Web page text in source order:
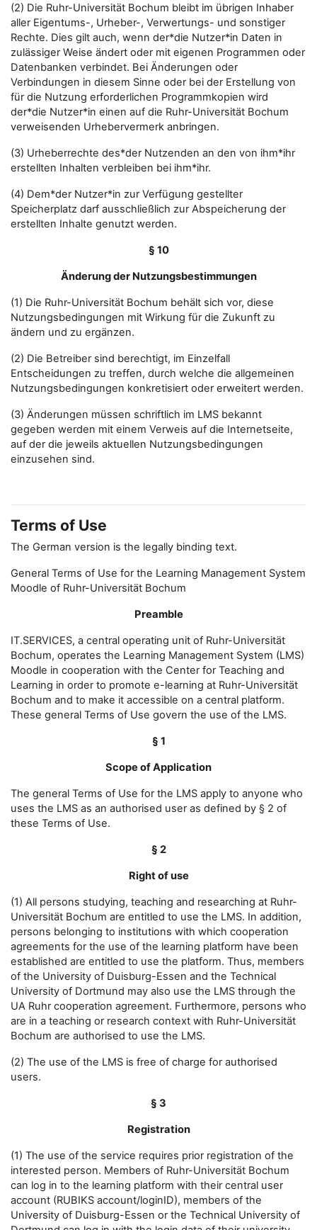
(2) Die Ruhr-Universität Bochum bleibt im übrigen Inhaber
aller Eigentums-, Urheber-, Verwertungs- und sonstiger
Rechte. Dies gilt auch, wenn der*die Nutzer*in Daten in
zulässiger Weise ändert oder mit eigenen Programmen oder
Datenbanken verbindet. Bei Änderungen oder
Verbindungen in diesem Sinne oder bei der Erstellung von
für die Nutzung erforderlichen Programmkopien wird
der*die Nutzer*in einen auf die Ruhr-Universität Bochum
verweisenden Urhebervermerk anbringen.
(3) Urheberrechte des*der Nutzenden an den von ihm*ihr
erstellten Inhalten verbleiben bei ihm*ihr.
(4) Dem*der Nutzer*in zur Verfügung gestellter
Speicherplatz darf ausschließlich zur Abspeicherung der
erstellten Inhalte genutzt werden.
§ 10
Änderung der Nutzungsbestimmungen
(1) Die Ruhr-Universität Bochum behält sich vor, diese
Nutzungsbedingungen mit Wirkung für die Zukunft zu
ändern und zu ergänzen.
(2) Die Betreiber sind berechtigt, im Einzelfall
Entscheidungen zu treffen, durch welche die allgemeinen
Nutzungsbedingungen konkretisiert oder erweitert werden.
(3) Änderungen müssen schriftlich im LMS bekannt
gegeben werden mit einem Verweis auf die Internetseite,
auf der die jeweils aktuellen Nutzungsbedingungen
einzusehen sind.
Terms of Use
The German version is the legally binding text.
General Terms of Use for the Learning Management System
Moodle of Ruhr-Universität Bochum
Preamble
IT.SERVICES, a central operating unit of Ruhr-Universität
Bochum, operates the Learning Management System (LMS)
Moodle in cooperation with the Center for Teaching and
Learning in order to promote e-learning at Ruhr-Universität
Bochum and to make it accessible on a central platform.
These general Terms of Use govern the use of the LMS.
§ 1
Scope of Application
The general Terms of Use for the LMS apply to anyone who
uses the LMS as an authorised user as defined by § 2 of
these Terms of Use.
§ 2
Right of use
(1) All persons studying, teaching and researching at Ruhr-
Universität Bochum are entitled to use the LMS. In addition,
persons belonging to institutions with which cooperation
agreements for the use of the learning platform have been
established are entitled to use the platform. Thus, members
of the University of Duisburg-Essen and the Technical
University of Dortmund may also use the LMS through the
UA Ruhr cooperation agreement. Furthermore, persons who
are in a teaching or research context with Ruhr-Universität
Bochum are authorised to use the LMS.
(2) The use of the LMS is free of charge for authorised
users.
§ 3
Registration
(1) The use of the service requires prior registration of the
interested person. Members of Ruhr-Universität Bochum
can log in to the learning platform with their central user
account (RUBIKS account/loginID), members of the
University of Duisburg-Essen or the Technical University of